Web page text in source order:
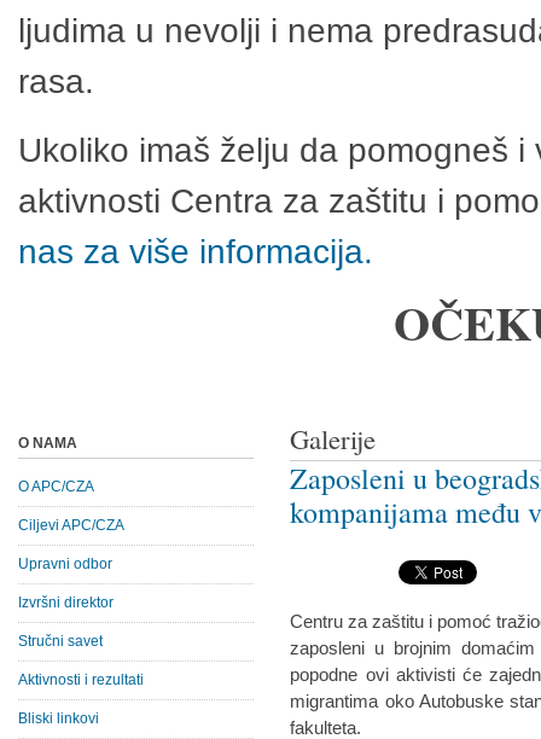
ljudima u nevolji i nema
rasa.
Ukoliko imaš želju da pomogneš
aktivnosti Centra za zaštitu i
nas za više informacija.
Galerije
Zaposleni u
kompanijama među
Centru za zaštitu i pomoć
zaposleni u brojnim
popodne ovi aktivisti će
migrantima oko Autobuske
fakulteta.
O NAMA
O APC/CZA
Ciljevi APC/CZA
Upravni odbor
Izvršni direktor
Stručni savet
Aktivnosti i rezultati
Bliski linkovi